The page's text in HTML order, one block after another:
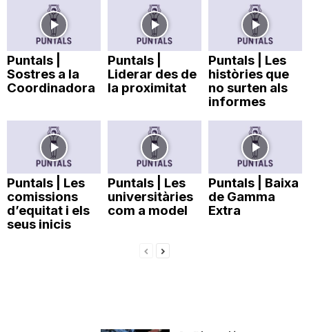
Puntals |
Sostres a la
Coordinadora
Puntals |
Liderar des de
la proximitat
Puntals | Les
històries que
no surten als
informes
Puntals | Les
comissions
d’equitat i els
seus inicis
Puntals | Les
universitàries
com a model
Puntals | Baixa
de Gamma
Extra